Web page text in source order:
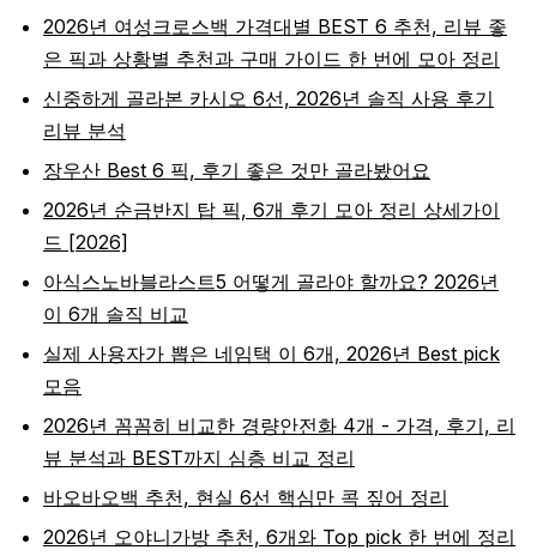
2026년 여성크로스백 가격대별 BEST 6 추천, 리뷰 좋
은 픽과 상황별 추천과 구매 가이드 한 번에 모아 정리
신중하게 골라본 카시오 6선, 2026년 솔직 사용 후기
리뷰 분석
장우산 Best 6 픽, 후기 좋은 것만 골라봤어요
2026년 순금반지 탑 픽, 6개 후기 모아 정리 상세가이
드 [2026]
아식스노바블라스트5 어떻게 골라야 할까요? 2026년
이 6개 솔직 비교
실제 사용자가 뽑은 네임택 이 6개, 2026년 Best pick
모음
2026년 꼼꼼히 비교한 경량안전화 4개 - 가격, 후기, 리
뷰 분석과 BEST까지 심층 비교 정리
바오바오백 추천, 현실 6선 핵심만 콕 짚어 정리
2026년 오야니가방 추천, 6개와 Top pick 한 번에 정리